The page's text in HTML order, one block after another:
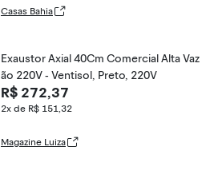
Casas Bahia
Exaustor Axial 40Cm Comercial Alta Vaz
ão 220V - Ventisol, Preto, 220V
R$ 272,37
2x de R$ 151,32
Magazine Luiza